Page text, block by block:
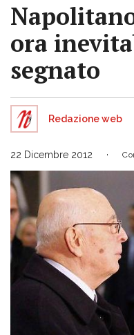
ora
segnato
Redazione web
22 Dicembre 2012